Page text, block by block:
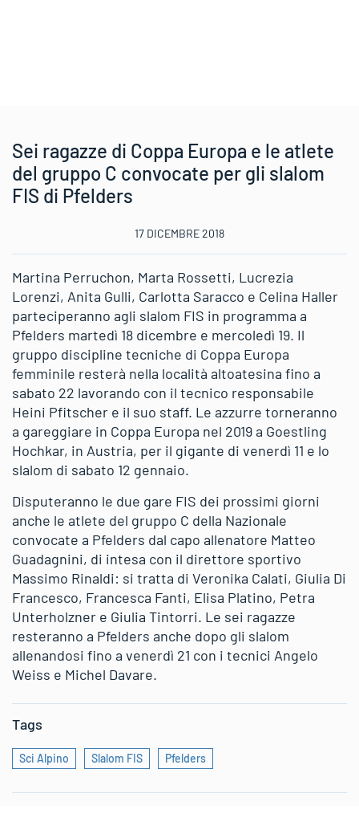
Sei ragazze di Coppa Europa e le atlete
del gruppo C convocate per gli slalom
FIS di Pfelders
17 DICEMBRE 2018
Martina Perruchon, Marta Rossetti, Lucrezia
Lorenzi, Anita Gulli, Carlotta Saracco e Celina Haller
parteciperanno agli slalom FIS in programma a
Pfelders martedì 18 dicembre e mercoledì 19. Il
gruppo discipline tecniche di Coppa Europa
femminile resterà nella località altoatesina fino a
sabato 22 lavorando con il tecnico responsabile
Heini Pfitscher e il suo staff. Le azzurre torneranno
a gareggiare in Coppa Europa nel 2019 a Goestling
Hochkar, in Austria, per il gigante di venerdì 11 e lo
slalom di sabato 12 gennaio.
Disputeranno le due gare FIS dei prossimi giorni
anche le atlete del gruppo C della Nazionale
convocate a Pfelders dal capo allenatore Matteo
Guadagnini, di intesa con il direttore sportivo
Massimo Rinaldi: si tratta di Veronika Calati, Giulia Di
Francesco, Francesca Fanti, Elisa Platino, Petra
Unterholzner e Giulia Tintorri. Le sei ragazze
resteranno a Pfelders anche dopo gli slalom
allenandosi fino a venerdì 21 con i tecnici Angelo
Weiss e Michel Davare.
Tags
Sci Alpino Slalom FIS Pfelders